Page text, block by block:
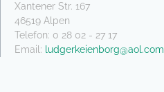
Xantener Str. 167
46519 Alpen
Telefon: 0 28 02 - 27 17
Email:
ludgerkeienborg@aol.com